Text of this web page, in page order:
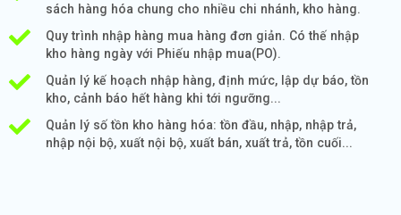
sách hàng hóa chung cho nhiều chi nhánh, kho hàng.
Quy trình nhập hàng mua hàng đơn giản. Có thế nhập
kho hàng ngày với Phiếu nhập mua(PO).
Quản lý kế hoạch nhập hàng, định mức, lập dự báo, tồn
kho, cảnh báo hết hàng khi tới ngưỡng...
Quản lý số tồn kho hàng hóa: tồn đầu, nhập, nhập trả,
nhập nội bộ, xuất nội bộ, xuất bán, xuất trả, tồn cuối...